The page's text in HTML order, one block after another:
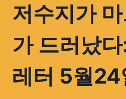
저수지가
가 드러났
레터 5월24